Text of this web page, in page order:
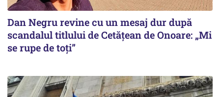
Dan Negru revine cu un mesaj dur după
scandalul titlului de Cetățean de Onoare: „Mi
se rupe de toți”